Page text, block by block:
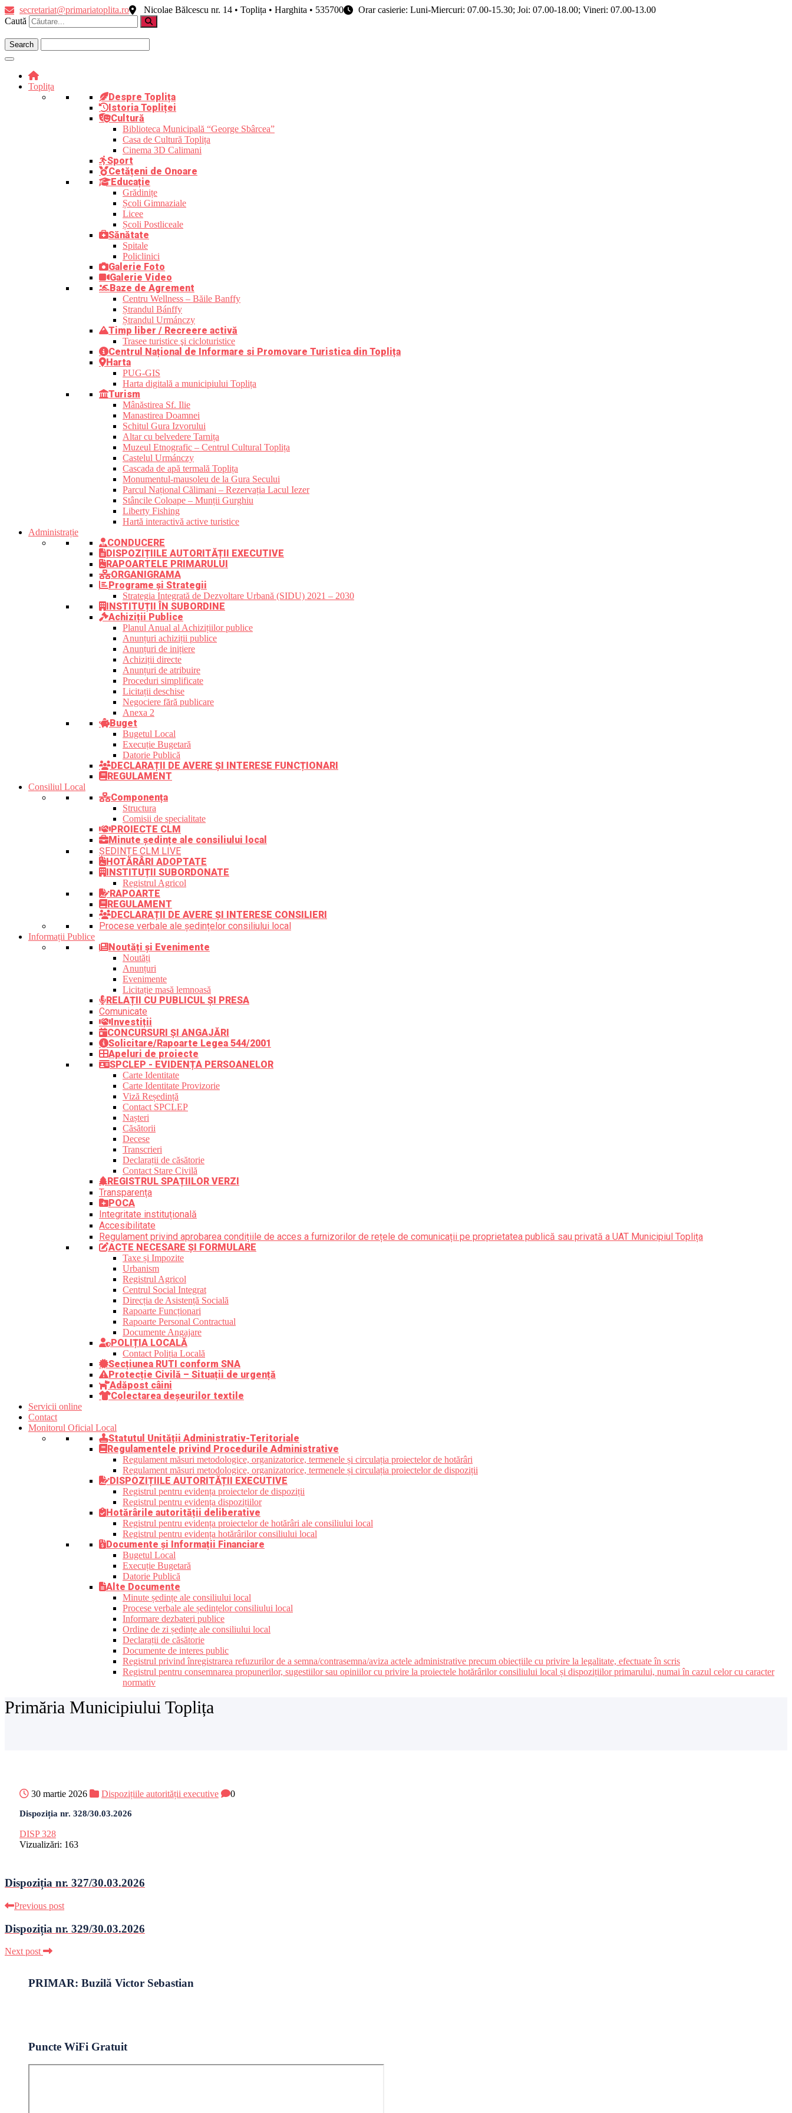
Skip
to
content
secretariat@primariatoplita.ro Nicolae Bălcescu nr. 14 • Toplița • Harghita • 535700
Orar casierie: Luni-Miercuri: 07.00-15.30; Joi: 07.00-18.00; Vineri: 07.00-13.00
Caută
Toplița
Despre Toplița
Istoria Topliței
Cultură
Biblioteca Municipală “George Sbârcea”
Casa de Cultură Toplița
Cinema 3D Calimani
Sport
Cetățeni de Onoare
Educație
Grădinițe
Școli Gimnaziale
Licee
Școli Postliceale
Sănătate
Spitale
Policlinici
Galerie Foto
Galerie Video
Baze de Agrement
Centru Wellness – Băile Banffy
Ștrandul Bánffy
Ștrandul Urmánczy
Timp liber / Recreere activă
Trasee turistice şi cicloturistice
Centrul Național de Informare si Promovare Turistica din Toplița
Harta
PUG-GIS
Harta digitală a municipiului Toplița
Turism
Mânăstirea Sf. Ilie
Manastirea Doamnei
Schitul Gura Izvorului
Altar cu belvedere Tarnița
Muzeul Etnografic – Centrul Cultural Toplița
Castelul Urmánczy
Cascada de apă termală Toplița
Monumentul-mausoleu de la Gura Secului
Parcul Național Călimani – Rezervația Lacul Iezer
Stâncile Coloape – Munții Gurghiu
Liberty Fishing
Hartă interactivă active turistice
Administrație
CONDUCERE
DISPOZIȚIILE AUTORITĂȚII EXECUTIVE
RAPOARTELE PRIMARULUI
ORGANIGRAMA
Programe și Strategii
Strategia Integrată de Dezvoltare Urbană (SIDU) 2021 – 2030
INSTITUȚII ÎN SUBORDINE
Achiziții Publice
Planul Anual al Achizițiilor publice
Anunțuri achiziții publice
Anunțuri de inițiere
Achiziții directe
Anunțuri de atribuire
Proceduri simplificate
Licitații deschise
Negociere fără publicare
Anexa 2
Buget
Bugetul Local
Execuție Bugetară
Datorie Publică
DECLARAȚII DE AVERE ȘI INTERESE FUNCȚIONARI
REGULAMENT
Consiliul Local
Componența
Structura
Comisii de specialitate
PROIECTE CLM
Minute ședințe ale consiliului local
ȘEDINȚE CLM LIVE
HOTĂRÂRI ADOPTATE
INSTITUȚII SUBORDONATE
Registrul Agricol
RAPOARTE
REGULAMENT
DECLARAȚII DE AVERE ȘI INTERESE CONSILIERI
Procese verbale ale ședințelor consiliului local
Informații Publice
Noutăți și Evenimente
Noutăți
Anunțuri
Evenimente
Licitație masă lemnoasă
RELAȚII CU PUBLICUL ȘI PRESA
Comunicate
Investiții
CONCURSURI ȘI ANGAJĂRI
Solicitare/Rapoarte Legea 544/2001
Apeluri de proiecte
SPCLEP - EVIDENȚA PERSOANELOR
Carte Identitate
Carte Identitate Provizorie
Viză Reședință
Contact SPCLEP
Nașteri
Căsătorii
Decese
Transcrieri
Declarații de căsătorie
Contact Stare Civilă
REGISTRUL SPAȚIILOR VERZI
Transparența
POCA
Integritate instituțională
Accesibilitate
Regulament privind aprobarea condițiile de acces a furnizorilor de rețele de comunicații pe proprietatea publică sau privată a UAT Municipiul Toplița
ACTE NECESARE ȘI FORMULARE
Taxe și Impozite
Urbanism
Registrul Agricol
Centrul Social Integrat
Direcția de Asistență Socială
Rapoarte Funcționari
Rapoarte Personal Contractual
Documente Angajare
POLIȚIA LOCALĂ
Contact Poliția Locală
Secțiunea RUTI conform SNA
Protecție Civilă – Situații de urgență
Adăpost câini
Colectarea deșeurilor textile
Servicii online
Contact
Monitorul Oficial Local
Statutul Unității Administrativ-Teritoriale
Regulamentele privind Procedurile Administrative
Regulament măsuri metodologice, organizatorice, termenele și circulația proiectelor de hotărâri
Regulament măsuri metodologice, organizatorice, termenele și circulația proiectelor de dispoziții
DISPOZIȚIILE AUTORITĂȚII EXECUTIVE
Registrul pentru evidența proiectelor de dispoziții
Registrul pentru evidența dispozițiilor
Hotărârile autorității deliberative
Registrul pentru evidența proiectelor de hotărâri ale consiliului local
Registrul pentru evidența hotărârilor consiliului local
Documente și Informații Financiare
Bugetul Local
Execuție Bugetară
Datorie Publică
Alte Documente
Minute ședințe ale consiliului local
Procese verbale ale ședințelor consiliului local
Informare dezbateri publice
Ordine de zi ședințe ale consiliului local
Declarații de căsătorie
Documente de interes public
Registrul privind înregistrarea refuzurilor de a semna/contrasemna/aviza actele administrative precum obiecțiile cu privire la legalitate, efectuate în scris
Registrul pentru consemnarea propunerilor, sugestiilor sau opiniilor cu privire la proiectele hotărârilor consiliului local și dispozițiilor primarului, numai în cazul celor cu caracter
normativ
Primăria Municipiului Toplița
30 martie 2026 Dispozițiile autorității executive 0
Dispoziția nr. 328/30.03.2026
DISP 328
Vizualizări: 163
Dispoziția nr. 327/30.03.2026
Previous post
Dispoziția nr. 329/30.03.2026
Next post
PRIMAR: Buzilă Victor Sebastian
Puncte WiFi Gratuit